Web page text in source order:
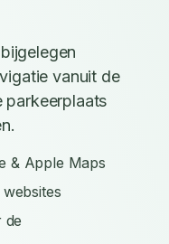
vanuit de
parkeerplaats
& Apple Maps
de